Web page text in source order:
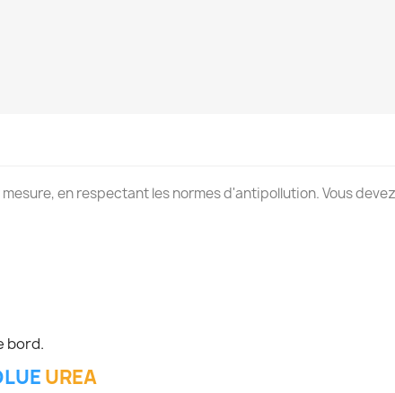
mesure, en respectant les normes d'antipollution. Vous
bord.
UREA